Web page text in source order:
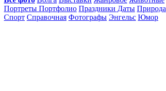
Портреты Портфолио Праздники Даты Природа
Спорт Справочная Фотографы Энгельс Юмор